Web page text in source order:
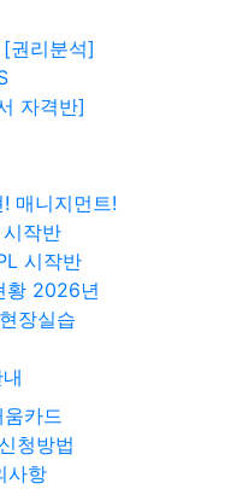
권리분석]
자격반]
매니지먼트!
작반
시작반
황 2026년
장실습
카드
청방법
사항